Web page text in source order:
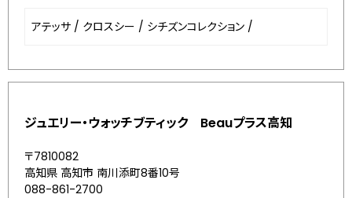
アテッサ / クロスシー / シチズンコレクション /
ジュエリー・ウォッチブティック Beauプラス高知
〒7810082
高知県 高知市 南川添町8番10号
088-861-2700